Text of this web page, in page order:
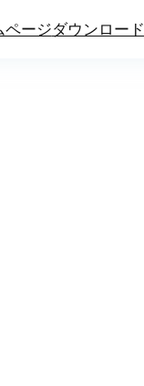
ページダウンロード